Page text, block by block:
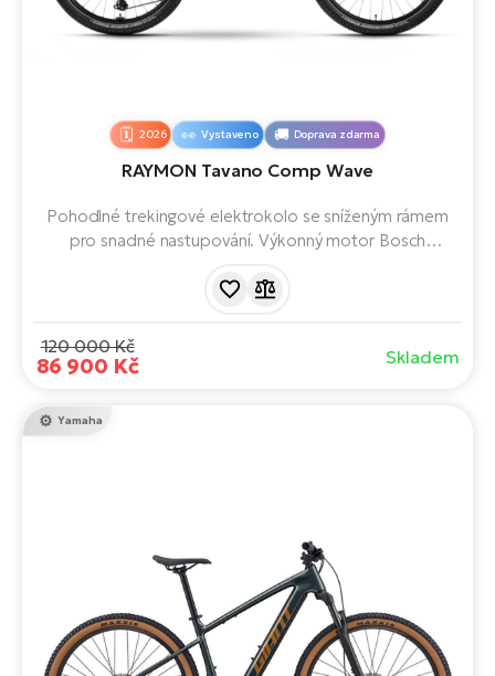
Doprava zdarma
2026 Vystaveno
RAYMON Tavano Comp Wave
Pohodlné trekingové elektrokolo se sníženým rámem
pro snadné nastupování. Výkonný motor Bosch
komfortní geometrie zajišťují plynulou jízdu ve městě, na
120 000 Kč
86 900 Kč Skladem
Yamaha